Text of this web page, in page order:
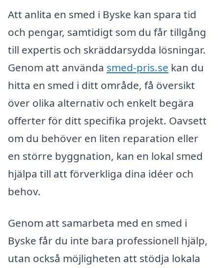
Att anlita en smed i Byske kan spara tid
och pengar, samtidigt som du får tillgång
till expertis och skräddarsydda lösningar.
Genom att använda smed-pris.se kan du
hitta en smed i ditt område, få översikt
över olika alternativ och enkelt begära
offerter för ditt specifika projekt. Oavsett
om du behöver en liten reparation eller
en större byggnation, kan en lokal smed
hjälpa till att förverkliga dina idéer och
behov.
Genom att samarbeta med en smed i
Byske får du inte bara professionell hjälp,
utan också möjligheten att stödja lokala